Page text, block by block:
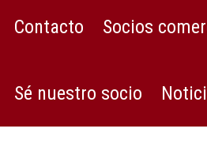
Contacto Socios
Sé nuestro socio